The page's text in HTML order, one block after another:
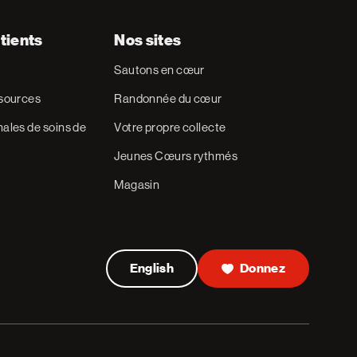
de soins de
Nos sites
Sautons en cœur
Randonnée du cœur
Votre propre collecte
Jeunes Cœurs rythmés
Magasin
English Donnez